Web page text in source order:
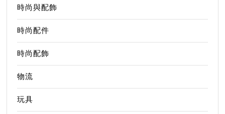
時尚與配飾
時尚配件
時尚配飾
物流
玩具